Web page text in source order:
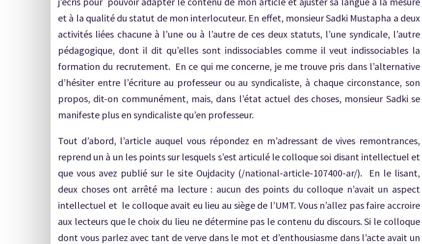
et à la qualité du statut de mon interlocuteur. En effet, monsieur Sadki Mustapha a deux
activités liées chacune à l’une ou à l’autre de ces deux statuts, l’une syndicale, l’autre
pédagogique, dont il dit qu’elles sont indissociables comme il veut indissociables la
formation du recrutement. En ce qui me concerne, je me trouve pris dans l’alternative
d’hésiter entre l’écriture au professeur ou au syndicaliste, à chaque circonstance, son
propos, dit-on communément, mais, dans l’état actuel des choses, monsieur Sadki se
manifeste plus en syndicaliste qu’en professeur.
Tout d’abord, l’article auquel vous répondez en m’adressant de vives remontrances,
reprend un à un les points sur lesquels s’est articulé le colloque soi disant intellectuel et
que vous avez publié sur le site Oujdacity (/national-article-107400-ar/). En le lisant,
deux choses ont arrêté ma lecture : aucun des points du colloque n’avait un aspect
intellectuel et le colloque avait eu lieu au siège de l’UMT. Vous n’allez pas faire accroire
aux lecteurs que le choix du lieu ne détermine pas le contenu du discours. Si le colloque
dont vous parlez avec tant de verve dans le mot et d’enthousiasme dans l’acte avait un